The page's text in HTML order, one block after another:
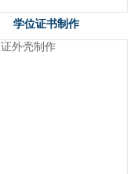
学位证书制作